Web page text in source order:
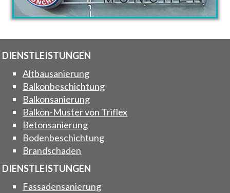
DIENSTLEISTUNGEN
Altbausanierung
Balkonbeschichtung
Balkonsanierung
Balkon-Muster von Triflex
Betonsanierung
Bodenbeschichtung
Brandschaden
DIENSTLEISTUNGEN
Fassadensanierung